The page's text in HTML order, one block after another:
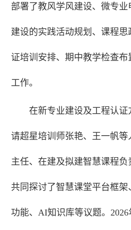
部署了教风学风建设、微专
建设的实践活动规划、课程
证培训安排、期中教学检查
工作。
在新专业建设及工程认证
请超星培训师张艳、王一帆
主任、在建及拟建智慧课程负
共同探讨了智慧课堂平台框
功能、AI知识库等议题。